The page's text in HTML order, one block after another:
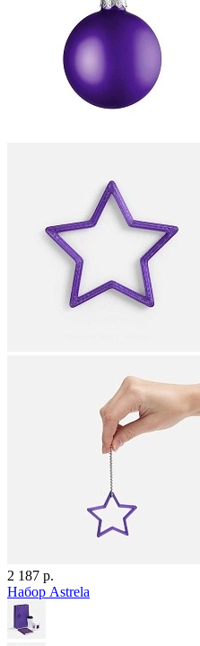
2 187 р.
Набор Astrela